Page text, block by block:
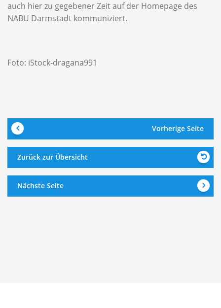
auch hier zu gegebener Zeit auf der Homepage des
NABU Darmstadt kommuniziert.
Foto: iStock-dragana991
Vorherige Seite
Zurück zur Übersicht
Nächste Seite